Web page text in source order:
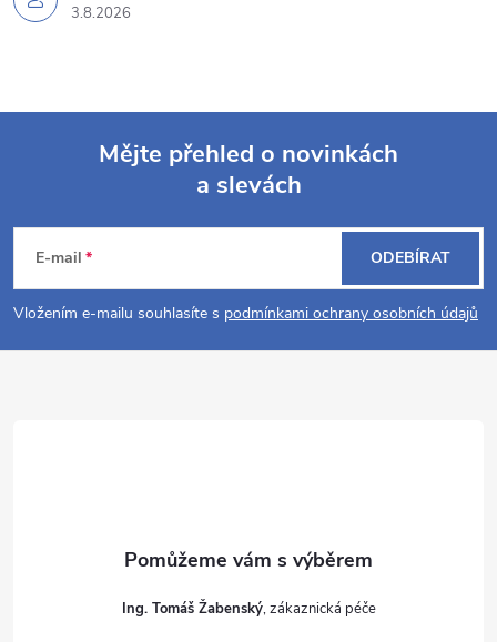
3.8.2026
p
Mějte přehled o novinkách
a slevách
E-mail
Vložením e-mailu souhlasíte s podmínkami ochrany osobních údajů
ODEBÍRAT
Ing. Tomáš Žabenský